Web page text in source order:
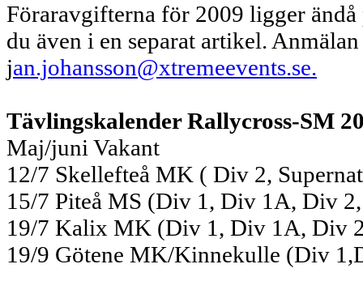
Föraravgifterna för 2009 ligger
du även i en separat artikel.
jan.johansson@xtremeevents.se.
Tävlingskalender Rallycross-SM
Maj/juni Vakant
12/7 Skellefteå MK ( Div 2,
15/7 Piteå MS (Div 1, Div 1A, Div
19/7 Kalix MK (Div 1, Div 1A, Div
19/9 Götene MK/Kinnekulle (Div